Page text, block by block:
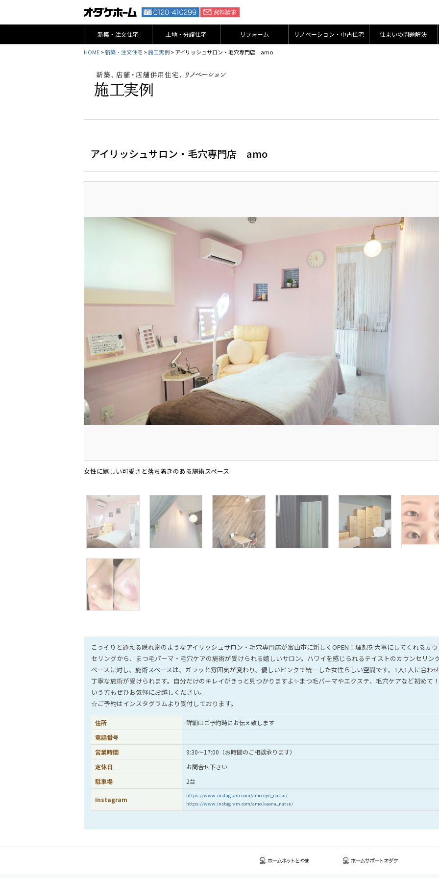
新築・注文住宅 土地・分譲住宅 リフォーム リノベーション・中古住宅 住まいの問題解決
HOME>新築・注文住宅 >施工実例> アイリッシュサロン・毛穴専門店 amo
アイリッシュサロン・毛穴専門店 amo
女性に嬉しい可愛さと落ち着きのある施術スペース
こっそりと通える隠れ家のようなアイリッシュサロン・毛穴専門店が富山市に新しくOPEN！理想を大事にしてくれるカ
セリングから、まつ毛パーマ・毛穴ケアの施術が受けられる嬉しいサロン。ハワイを感じられるテイストのカウンセリン
ペースに対し、施術スペースは、ガラッと雰囲気が変わり、優しいピンクで統一した女性らしい空間です。1人1人に合わ
丁寧な施術が受けられます。自分だけのキレイがきっと見つかりますよ✨まつ毛パーマやエクステ、毛穴ケアなど初めて
いう方もぜひお気軽にお越しください。
☆ご予約はインスタグラムより受付しております。
住所
詳細はご予約時にお伝え致します
電話番号
営業時間
9:30～17:00（お時間のご相談承ります）
定休日
お問合せ下さい
駐車場
2台
Instagram
https://www.instagram.com/amo.eye_natsu/
https://www.instagram.com/amo.keana_natsu/